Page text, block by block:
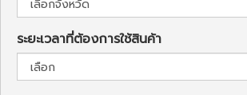
ระยะเวลาที่ต้องการใช้สินค้า